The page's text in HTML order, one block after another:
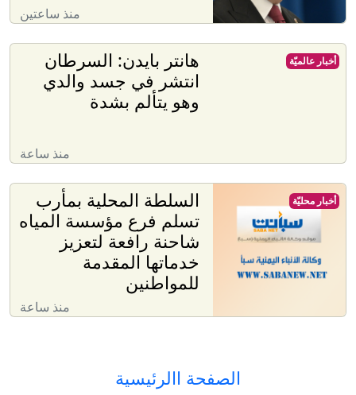
منذ ساعتين
هانتر بايدن: السرطان
انتشر في جسد والدي
وهو يتألم بشدة
منذ ساعة
أخبار عالميّة
السلطة المحلية بمأرب
تسلم فرع مؤسسة المياه
شاحنة رافعة لتعزيز
خدماتها المقدمة
للمواطنين
منذ ساعة
أخبار محليّة
الصفحة االرئيسية